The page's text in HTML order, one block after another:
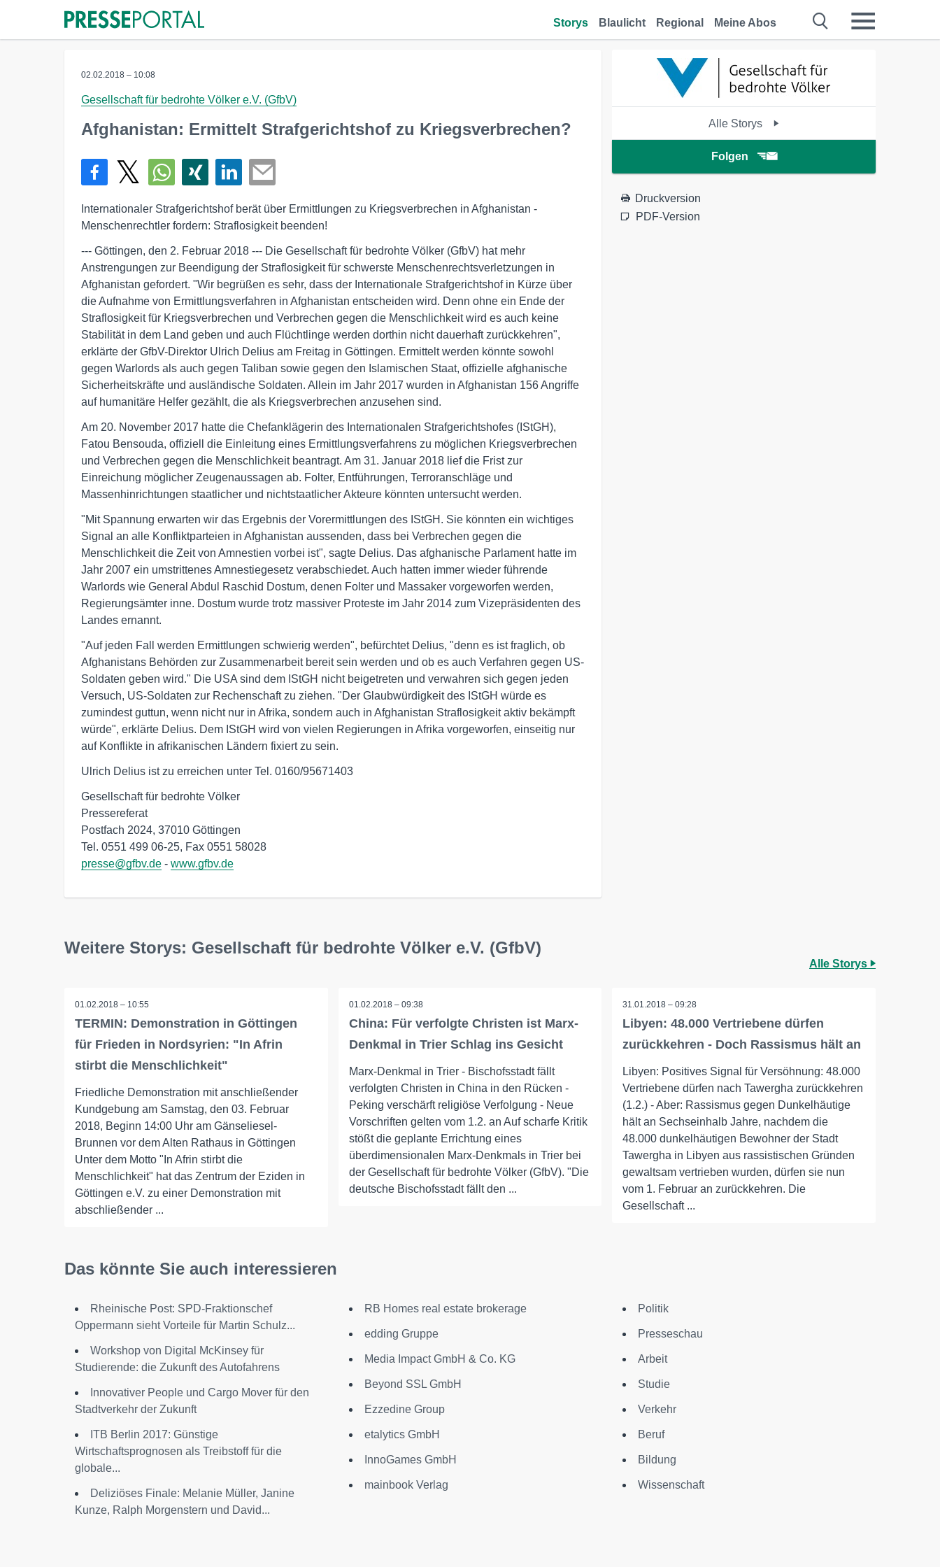
Storys Blaulicht Regional Meine Abos
02.02.2018 – 10:08
Gesellschaft für bedrohte Völker e.V. (GfbV)
Afghanistan: Ermittelt Strafgerichtshof zu Kriegsverbrechen?
Internationaler Strafgerichtshof berät über Ermittlungen zu Kriegsverbrechen in Afghanistan -
Menschenrechtler fordern: Straflosigkeit beenden!
--- Göttingen, den 2. Februar 2018 --- Die Gesellschaft für bedrohte Völker (GfbV) hat mehr
Anstrengungen zur Beendigung der Straflosigkeit für schwerste Menschenrechtsverletzungen in
Afghanistan gefordert. "Wir begrüßen es sehr, dass der Internationale Strafgerichtshof in Kürze über
die Aufnahme von Ermittlungsverfahren in Afghanistan entscheiden wird. Denn ohne ein Ende der
Straflosigkeit für Kriegsverbrechen und Verbrechen gegen die Menschlichkeit wird es auch keine
Stabilität in dem Land geben und auch Flüchtlinge werden dorthin nicht dauerhaft zurückkehren",
erklärte der GfbV-Direktor Ulrich Delius am Freitag in Göttingen. Ermittelt werden könnte sowohl
gegen Warlords als auch gegen Taliban sowie gegen den Islamischen Staat, offizielle afghanische
Sicherheitskräfte und ausländische Soldaten. Allein im Jahr 2017 wurden in Afghanistan 156 Angriffe
auf humanitäre Helfer gezählt, die als Kriegsverbrechen anzusehen sind.
Am 20. November 2017 hatte die Chefanklägerin des Internationalen Strafgerichtshofes (IStGH),
Fatou Bensouda, offiziell die Einleitung eines Ermittlungsverfahrens zu möglichen Kriegsverbrechen
und Verbrechen gegen die Menschlichkeit beantragt. Am 31. Januar 2018 lief die Frist zur
Einreichung möglicher Zeugenaussagen ab. Folter, Entführungen, Terroranschläge und
Massenhinrichtungen staatlicher und nichtstaatlicher Akteure könnten untersucht werden.
"Mit Spannung erwarten wir das Ergebnis der Vorermittlungen des IStGH. Sie könnten ein wichtiges
Signal an alle Konfliktparteien in Afghanistan aussenden, dass bei Verbrechen gegen die
Menschlichkeit die Zeit von Amnestien vorbei ist", sagte Delius. Das afghanische Parlament hatte im
Jahr 2007 ein umstrittenes Amnestiegesetz verabschiedet. Auch hatten immer wieder führende
Warlords wie General Abdul Raschid Dostum, denen Folter und Massaker vorgeworfen werden,
Regierungsämter inne. Dostum wurde trotz massiver Proteste im Jahr 2014 zum Vizepräsidenten des
Landes ernannt.
"Auf jeden Fall werden Ermittlungen schwierig werden", befürchtet Delius, "denn es ist fraglich, ob
Afghanistans Behörden zur Zusammenarbeit bereit sein werden und ob es auch Verfahren gegen US-
Soldaten geben wird." Die USA sind dem IStGH nicht beigetreten und verwahren sich gegen jeden
Versuch, US-Soldaten zur Rechenschaft zu ziehen. "Der Glaubwürdigkeit des IStGH würde es
zumindest guttun, wenn nicht nur in Afrika, sondern auch in Afghanistan Straflosigkeit aktiv bekämpft
würde", erklärte Delius. Dem IStGH wird von vielen Regierungen in Afrika vorgeworfen, einseitig nur
auf Konflikte in afrikanischen Ländern fixiert zu sein.
Ulrich Delius ist zu erreichen unter Tel. 0160/95671403
Gesellschaft für bedrohte Völker
Pressereferat
Postfach 2024, 37010 Göttingen
presse@gfbv.de - www.gfbv.de
Alle Storys
Folgen
Druckversion
PDF-Version
Weitere Storys: Gesellschaft für bedrohte Völker e.V. (GfbV)
Alle Storys
01.02.2018 – 10:55
TERMIN: Demonstration in Göttingen
für Frieden in Nordsyrien: "In Afrin
stirbt die Menschlichkeit"
Friedliche Demonstration mit anschließender
Kundgebung am Samstag, den 03. Februar
2018, Beginn 14:00 Uhr am Gänseliesel-
Brunnen vor dem Alten Rathaus in Göttingen
Unter dem Motto "In Afrin stirbt die
Menschlichkeit" hat das Zentrum der Eziden in
Göttingen e.V. zu einer Demonstration mit
abschließender ...
01.02.2018 – 09:38
China: Für verfolgte Christen ist Marx-
Denkmal in Trier Schlag ins Gesicht
Marx-Denkmal in Trier - Bischofsstadt fällt
verfolgten Christen in China in den Rücken -
Peking verschärft religiöse Verfolgung - Neue
Vorschriften gelten vom 1.2. an Auf scharfe Kritik
stößt die geplante Errichtung eines
überdimensionalen Marx-Denkmals in Trier bei
der Gesellschaft für bedrohte Völker (GfbV). "Die
deutsche Bischofsstadt fällt den ...
31.01.2018 – 09:28
Libyen: 48.000 Vertriebene dürfen
zurückkehren - Doch Rassismus hält an
Libyen: Positives Signal für Versöhnung: 48.000
Vertriebene dürfen nach Tawergha zurückkehren
(1.2.) - Aber: Rassismus gegen Dunkelhäutige
hält an Sechseinhalb Jahre, nachdem die
48.000 dunkelhäutigen Bewohner der Stadt
Tawergha in Libyen aus rassistischen Gründen
gewaltsam vertrieben wurden, dürfen sie nun
vom 1. Februar an zurückkehren. Die
Gesellschaft ...
Das könnte Sie auch interessieren
Rheinische Post: SPD-Fraktionschef
Oppermann sieht Vorteile für Martin Schulz...
Workshop von Digital McKinsey für
Studierende: die Zukunft des Autofahrens
Innovativer People und Cargo Mover für den
Stadtverkehr der Zukunft
ITB Berlin 2017: Günstige
Wirtschaftsprognosen als Treibstoff für die
globale...
Deliziöses Finale: Melanie Müller, Janine
Kunze, Ralph Morgenstern und David...
RB Homes real estate brokerage
edding Gruppe
Media Impact GmbH & Co. KG
Beyond SSL GmbH
Ezzedine Group
etalytics GmbH
InnoGames GmbH
mainbook Verlag
Politik
Presseschau
Arbeit
Studie
Verkehr
Beruf
Bildung
Wissenschaft